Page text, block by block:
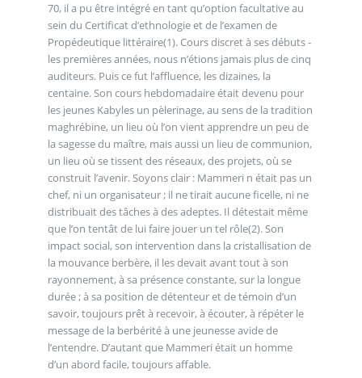
70, il a pu être intégré en tant qu’option facultative au
sein du Certificat d’ethnologie et de l’examen de
Propédeutique littéraire(1). Cours discret à ses débuts -
les premières années, nous n’étions jamais plus de cinq
auditeurs. Puis ce fut l’affluence, les dizaines, la
centaine. Son cours hebdomadaire était devenu pour
les jeunes Kabyles un pèlerinage, au sens de la tradition
maghrébine, un lieu où l’on vient apprendre un peu de
la sagesse du maître, mais aussi un lieu de communion,
un lieu où se tissent des réseaux, des projets, où se
construit l’avenir. Soyons clair : Mammeri n était pas un
chef, ni un organisateur ; il ne tirait aucune ficelle, ni ne
distribuait des tâches à des adeptes. Il détestait même
que l’on tentât de lui faire jouer un tel rôle(2). Son
impact social, son intervention dans la cristallisation de
la mouvance berbère, il les devait avant tout à son
rayonnement, à sa présence constante, sur la longue
durée ; à sa position de détenteur et de témoin d’un
savoir, toujours prêt à recevoir, à écouter, à répéter le
message de la berbérité à une jeunesse avide de
l’entendre. D’autant que Mammeri était un homme
d’un abord facile, toujours affable.